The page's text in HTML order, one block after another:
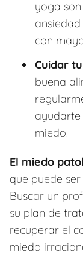
yoga
con
Cuidar
buena
miedo.
El miedo
que puede
Buscar un
su plan de
recuperar el
miedo